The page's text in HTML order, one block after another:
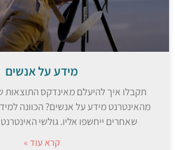
מידע על אנשים
תקבלו איך להיעלם מאינדקס התוצאות
מהאינטרנט מידע על אנשים? הכוונה
שאחרים ייחשפו אליו. גולשי
קרא עוד »